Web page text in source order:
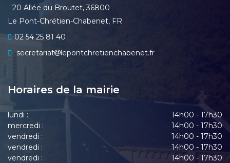
20 Allée du Broutet, 36800
Le Pont-Chrétien-Chabenet, FR
02 54 25 81 40
secretariat
lepontchretienchabenet.fr
Horaires de la mairie
lundi :
14h00 - 17h30
mercredi :
14h00 - 17h30
vendredi :
14h00 - 17h30
vendredi :
14h00 - 17h30
vendredi :
14h00 - 17h30